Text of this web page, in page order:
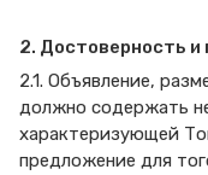
2. Достоверность
2.1. Объявление,
должно содержать
характеризующей
предложение для